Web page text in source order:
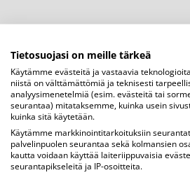
Tietosuojasi on meille tärkeä
Käytämme evästeitä ja vastaavia
niistä on välttämättömiä ja teknisesti
analyysimenetelmiä (esim. evästeitä tai
seurantaa) mitataksemme, kuinka usein
kuinka sitä käytetään.
Käytämme markkinointitarkoituksiin
palvelinpuolen seurantaa sekä kolmansien
kautta voidaan käyttää laiteriippuvaisia
seurantapikseleitä ja IP-osoitteita.